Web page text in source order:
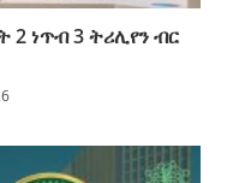
2 ነጥብ 3 ትሪሊየን ብር